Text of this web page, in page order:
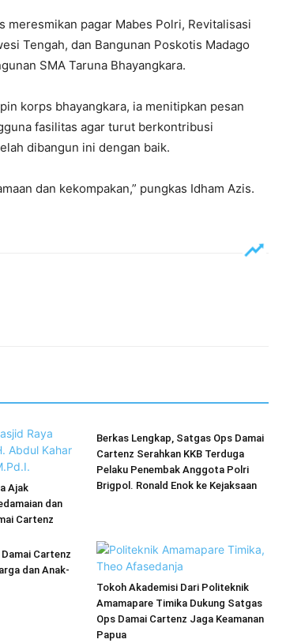
pagar Mabes Polri, Revitalisasi
Tengah, dan Bangunan Poskotis Madago
SMA Taruna Bhayangkara.
korps bhayangkara, ia menitipkan pesan
fasilitas agar turut berkontribusi
dibangun ini dengan baik.
dan kekompakan,” pungkas Idham Azis.
Ajak
dan
Cartenz
Berkas Lengkap, Satgas Ops Damai
Cartenz Serahkan KKB Terduga
Pelaku Penembak Anggota Polri
Brigpol. Ronald Enok ke Kejaksaan
Cartenz
dan Anak-
Tokoh Akademisi Dari Politeknik
Amamapare Timika Dukung Satgas
Ops Damai Cartenz Jaga Keamanan
Papua